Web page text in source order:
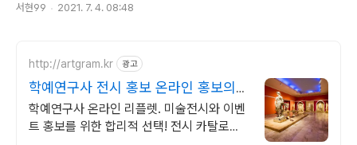
서현99 2021. 7. 4. 08:48
http://artgram.kr 광고
학예연구사 전시 홍보 온라인 홍보의
시작
학예연구사 온라인 리플렛. 미술전시와 이벤
트 홍보를 위한 합리적 선택! 전시 카탈로그.